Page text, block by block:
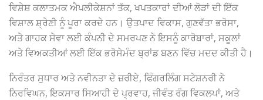
ਵਿਸ਼ੇਸ਼ ਕਲਾਤਮਕ ਐਪਲੀਕੇਸ਼ਨਾਂ ਤੱਕ, ਖਪਤਕਾਰਾਂ ਦੀਆਂ ਲੋੜਾਂ ਦੀ ਇੱਕ
ਵਿਸ਼ਾਲ ਸ਼੍ਰੇਣੀ ਨੂੰ ਪੂਰਾ ਕਰਦੇ ਹਨ। ਉਤਪਾਦ ਵਿਕਾਸ, ਗੁਣਵੱਤਾ ਭਰੋਸਾ,
ਅਤੇ ਗਾਹਕ ਸੇਵਾ ਲਈ ਕੰਪਨੀ ਦੇ ਸਮਰਪਣ ਨੇ ਇਸਨੂੰ ਕਾਰੋਬਾਰਾਂ, ਸਕੂਲਾਂ
ਅਤੇ ਵਿਅਕਤੀਆਂ ਲਈ ਇੱਕ ਭਰੋਸੇਮੰਦ ਬ੍ਰਾਂਡ ਬਣਨ ਵਿੱਚ ਮਦਦ ਕੀਤੀ ਹੈ।
ਨਿਰੰਤਰ ਸੁਧਾਰ ਅਤੇ ਨਵੀਨਤਾ ਦੇ ਜ਼ਰੀਏ, ਫਿੰਗਰਲਿੰਗ ਸਟੇਸ਼ਨਰੀ ਨੇ
ਨਿਰਵਿਘਨ, ਇਕਸਾਰ ਸਿਆਹੀ ਦੇ ਪ੍ਰਵਾਹ, ਜੀਵੰਤ ਰੰਗ ਵਿਕਲਪਾਂ, ਅਤੇ